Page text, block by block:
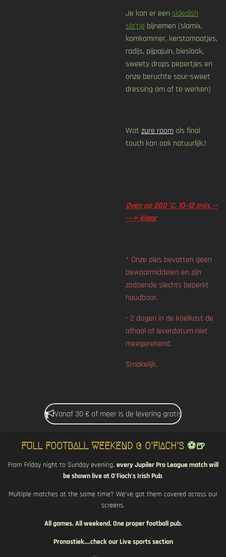
Je kan er een sidedish
sla'tje bijnemen (slamix,
komkommer, kerstomaatjes,
radijs, pijpajuin, bieslook,
sweety drops pepertjes en
onze beruchte sour-sweet
dressing om af te werken)
Wat zure room als final
touch kan ook natuurlijk.!
Oven op 200°C. 10-12 min. --
---> klaar
* Onze pies bevatten geen
bewaarmiddelen en zijn
zodoende slechts beperkt
houdbaar.
- 2 dagen in de koelkast de
afhaal of leverdatum niet
meegerekend.
Smakelijk.
Vanaf 30 € of meer is de levering gratis
FULL FOOTBALL WEEKEND @ O’FIACH’S⚽🍺
From Friday night to Sunday evening, every Jupiler Pro League match will
be shown live at O’Fiach’s Irish Pub.
Multiple matches at the same time? We’ve got them covered across our
screens.
All games. All weekend. One proper football pub.
Pronostiek....check our Live sports section